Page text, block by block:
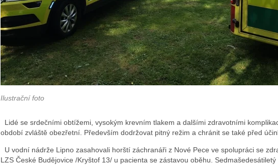
Ilustrační foto
Lidé se srdečními obtížemi, vysokým krevním tlakem a dalšími zdravotními
období zvláště obezřetní. Především dodržovat pitný režim a chránit se také před
U vodní nádrže Lipno zasahovali horští záchranáři z Nové Pece ve spolupráci se
LZS České Budějovice /Kryštof 13/ u pacienta se zástavou oběhu.